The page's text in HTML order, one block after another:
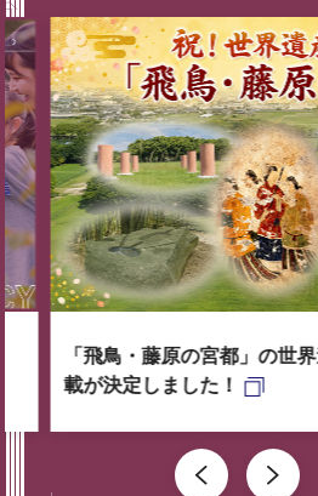
「飛鳥・藤原の宮都」の世
載が決定しました！